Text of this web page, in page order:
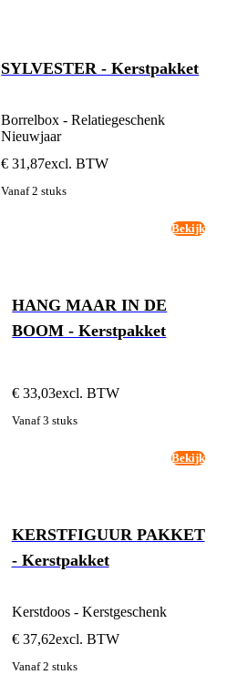
SYLVESTER - Kerstpakket
Borrelbox - Relatiegeschenk
Nieuwjaar
€ 31,87excl. BTW
Vanaf 2 stuks
Bekijk
HANG MAAR IN DE
BOOM - Kerstpakket
€ 33,03excl. BTW
Vanaf 3 stuks
Bekijk
KERSTFIGUUR PAKKET
- Kerstpakket
Kerstdoos - Kerstgeschenk
€ 37,62excl. BTW
Vanaf 2 stuks